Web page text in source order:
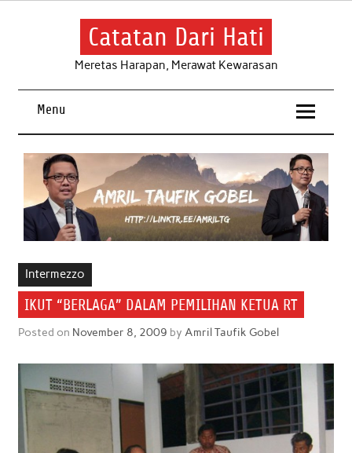
Skip
Catatan Dari Hati
Meretas Harapan, Merawat Kewarasan
Menu
Intermezzo
IKUT “BERLAGA” DALAM PEMILIHAN KETUA RT
Posted on November 8, 2009 by Amril Taufik Gobel